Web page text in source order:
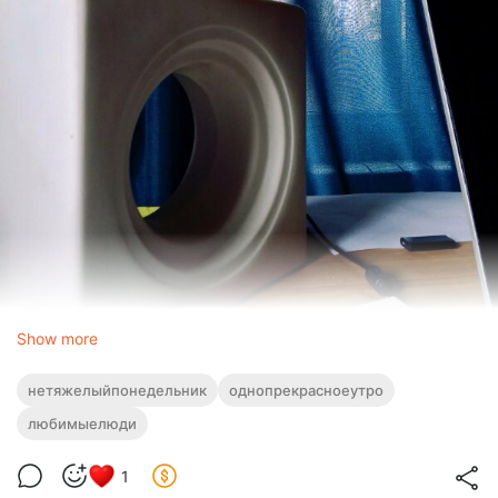
У Ивана Алексеевича Бунина была страсть к перьям. Для
Show more
нетяжелыйпонедельник
однопрекрасноеутро
любимыелюди
1